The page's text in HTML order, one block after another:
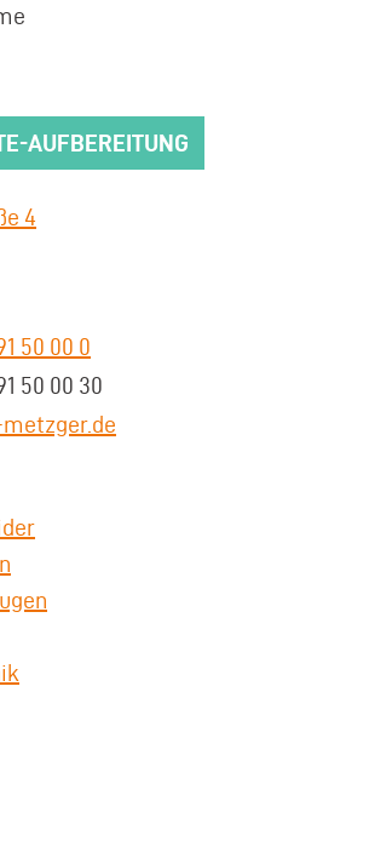
AUFBEREITUNG
4
50 00 0
50 00 30